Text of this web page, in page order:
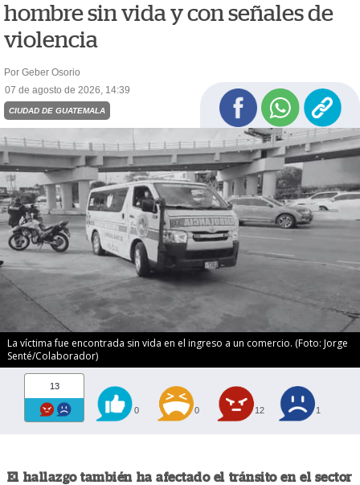
hombre sin vida y con señales de
violencia
Por Geber Osorio
07 de agosto de 2026, 14:39
CIUDAD DE GUATEMALA
La víctima fue encontrada sin vida en el ingreso a un comercio. (Foto: Jorge
Senté/Colaborador)
13
0 0 12 1
El hallazgo también ha afectado el tránsito en el sector